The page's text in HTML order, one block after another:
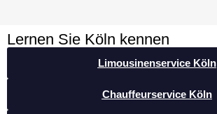
Lernen Sie Köln kennen
Limousinenservice Köln
Chauffeurservice Köln